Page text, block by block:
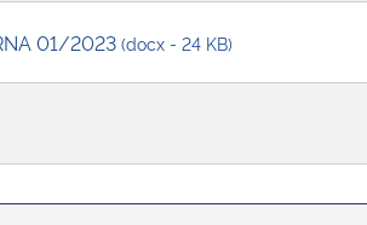
01/2023 (docx - 24 KB)